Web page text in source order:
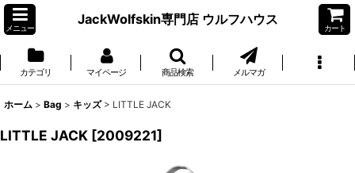
メニュー
JackWolfskin専門店 ウルフハウス
カート
カテゴリ マイページ 商品検索 メルマガ
ホーム > Bag > キッズ > LITTLE JACK
LITTLE JACK [2009221]